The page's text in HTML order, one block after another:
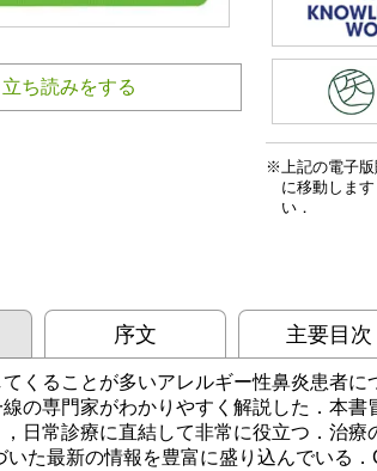
立ち読みをする
上記の電子
に移動しま
い．
序文 主要目次
くることが多いアレルギー性鼻炎患者
の専門家がわかりやすく解説した．本
日常診療に直結して非常に役立つ．治
いた最新の情報を豊富に盛り込んでいる